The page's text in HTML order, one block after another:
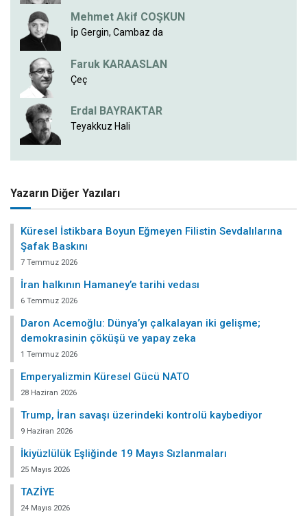
Mehmet Akif COŞKUN
İp Gergin, Cambaz da
Faruk KARAASLAN
Çeç
Erdal BAYRAKTAR
Teyakkuz Hali
Yazarın Diğer Yazıları
Küresel İstikbara Boyun Eğmeyen Filistin Sevdalılarına
Şafak Baskını
7 Temmuz 2026
İran halkının Hamaney’e tarihi vedası
6 Temmuz 2026
Daron Acemoğlu: Dünya’yı çalkalayan iki gelişme;
demokrasinin çöküşü ve yapay zeka
1 Temmuz 2026
Emperyalizmin Küresel Gücü NATO
28 Haziran 2026
Trump, İran savaşı üzerindeki kontrolü kaybediyor
9 Haziran 2026
İkiyüzlülük Eşliğinde 19 Mayıs Sızlanmaları
25 Mayıs 2026
TAZİYE
24 Mayıs 2026